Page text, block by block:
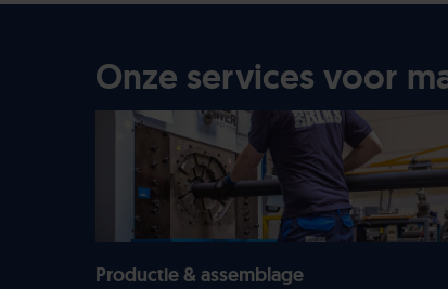
Onze services voor
Productie & assemblage